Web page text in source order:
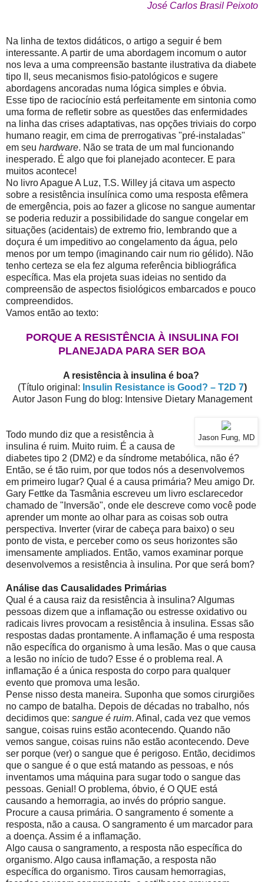
José Carlos Brasil Peixoto
Na linha de textos didáticos, o artigo a seguir é bem
interessante. A partir de uma abordagem incomum o autor
nos leva a uma compreensão bastante ilustrativa da diabete
tipo II, seus mecanismos fisio-patológicos e sugere
abordagens ancoradas numa lógica simples e óbvia.
Esse tipo de raciocínio está perfeitamente em sintonia como
uma forma de refletir sobre as questões das enfermidades
na linha das crises adaptativas, nas opções triviais do corpo
humano reagir, em cima de prerrogativas "pré-instaladas"
em seu hardware. Não se trata de um mal funcionando
inesperado. É algo que foi planejado acontecer. E para
muitos acontece!
No livro Apague A Luz, T.S. Willey já citava um aspecto
sobre a resistência insulínica como uma resposta efêmera
de emergência, pois ao fazer a glicose no sangue aumentar
se poderia reduzir a possibilidade do sangue congelar em
situações (acidentais) de extremo frio, lembrando que a
doçura é um impeditivo ao congelamento da água, pelo
menos por um tempo (imaginando cair num rio gélido). Não
tenho certeza se ela fez alguma referência bibliográfica
específica. Mas ela projeta suas ideias no sentido da
compreensão de aspectos fisiológicos embarcados e pouco
compreendidos.
Vamos então ao texto:
PORQUE A RESISTÊNCIA À INSULINA FOI
PLANEJADA PARA SER BOA
A resistência à insulina é boa?
(Título original: Insulin Resistance is Good? – T2D 7)
Autor Jason Fung do blog: Intensive Dietary Management
Jason Fung, MD
Todo mundo diz que a resistência à
insulina é ruim. Muito ruim. É a causa de
diabetes tipo 2 (DM2) e da síndrome metabólica, não é?
Então, se é tão ruim, por que todos nós a desenvolvemos
em primeiro lugar? Qual é a causa primária? Meu amigo Dr.
Gary Fettke da Tasmânia escreveu um livro esclarecedor
chamado de "Inversão", onde ele descreve como você pode
aprender um monte ao olhar para as coisas sob outra
perspectiva. Inverter (virar de cabeça para baixo) o seu
ponto de vista, e perceber como os seus horizontes são
imensamente ampliados. Então, vamos examinar porque
desenvolvemos a resistência à insulina. Por que será bom?
Análise das Causalidades Primárias
Qual é a causa raiz da resistência à insulina? Algumas
pessoas dizem que a inflamação ou estresse oxidativo ou
radicais livres provocam a resistência à insulina. Essas são
respostas dadas prontamente. A inflamação é uma resposta
não específica do organismo à uma lesão. Mas o que causa
a lesão no início de tudo? Esse é o problema real. A
inflamação é a única resposta do corpo para qualquer
evento que promova uma lesão.
Pense nisso desta maneira. Suponha que somos cirurgiões
no campo de batalha. Depois de décadas no trabalho, nós
decidimos que: sangue é ruim. Afinal, cada vez que vemos
sangue, coisas ruins estão acontecendo. Quando não
vemos sangue, coisas ruins não estão acontecendo. Deve
ser porque (ver) o sangue que é perigoso. Então, decidimos
que o sangue é o que está matando as pessoas, e nós
inventamos uma máquina para sugar todo o sangue das
pessoas. Genial! O problema, óbvio, é O QUE está
causando a hemorragia, ao invés do próprio sangue.
Procure a causa primária. O sangramento é somente a
resposta, não a causa. O sangramento é um marcador para
a doença. Assim é a inflamação.
Algo causa o sangramento, a resposta não específica do
organismo. Algo causa inflamação, a resposta não
específica do organismo. Tiros causam hemorragias,